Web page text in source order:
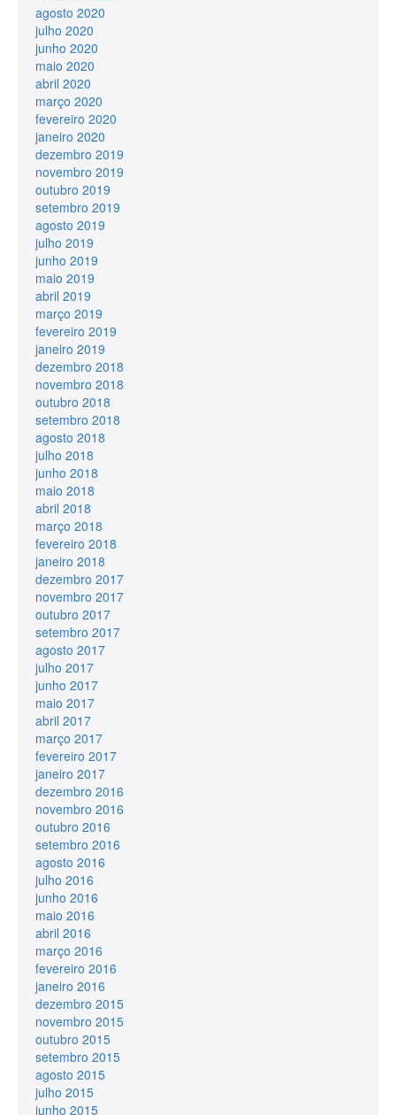
agosto 2020
julho 2020
junho 2020
maio 2020
abril 2020
março 2020
fevereiro 2020
janeiro 2020
dezembro 2019
novembro 2019
outubro 2019
setembro 2019
agosto 2019
julho 2019
junho 2019
maio 2019
abril 2019
março 2019
fevereiro 2019
janeiro 2019
dezembro 2018
novembro 2018
outubro 2018
setembro 2018
agosto 2018
julho 2018
junho 2018
maio 2018
abril 2018
março 2018
fevereiro 2018
janeiro 2018
dezembro 2017
novembro 2017
outubro 2017
setembro 2017
agosto 2017
julho 2017
junho 2017
maio 2017
abril 2017
março 2017
fevereiro 2017
janeiro 2017
dezembro 2016
novembro 2016
outubro 2016
setembro 2016
agosto 2016
julho 2016
junho 2016
maio 2016
abril 2016
março 2016
fevereiro 2016
janeiro 2016
dezembro 2015
novembro 2015
outubro 2015
setembro 2015
agosto 2015
julho 2015
junho 2015